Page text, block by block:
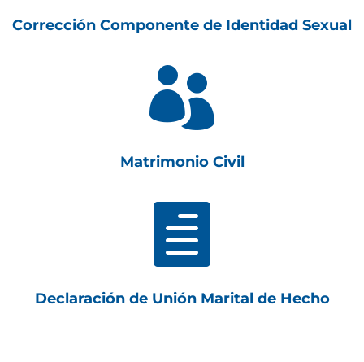
Corrección Componente de Identidad Sexual

Matrimonio Civil

Declaración de Unión Marital de Hecho